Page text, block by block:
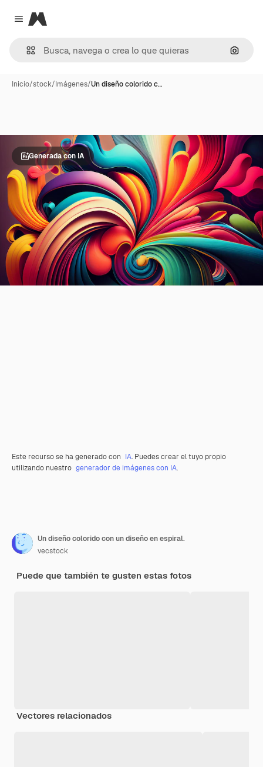
Close menu
Magnific
Inicio/stock/Imágenes/Un diseño colorido c…
Generada con IA
Este recurso se ha generado con IA. Puedes crear el tuyo propio
utilizando nuestro generador de imágenes con IA.
Un diseño colorido con un diseño en espiral.
vecstock
Puede que también te gusten estas fotos
Vectores relacionados